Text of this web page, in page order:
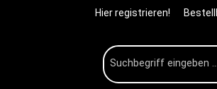
Hier registrieren!